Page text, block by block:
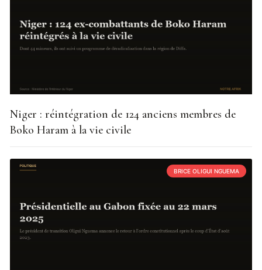
Niger : réintégration de 124 anciens membres de
Boko Haram à la vie civile
BRICE OLIGUI NGUEMA